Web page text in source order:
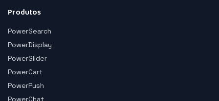
Produtos
PowerSearch
PowerDisplay
PowerSlider
PowerCart
PowerPush
PowerChat